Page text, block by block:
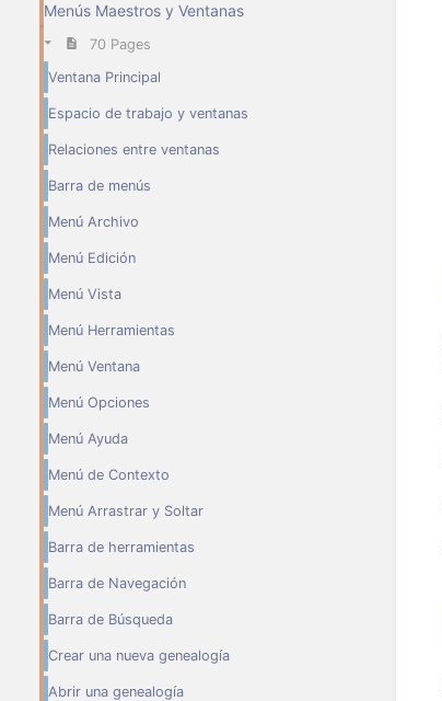
Menús Maestros y Ventanas
70 Pages
Ventana Principal
Espacio de trabajo y ventanas
Relaciones entre ventanas
Barra de menús
Menú Archivo
Menú Edición
Menú Vista
Menú Herramientas
Menú Ventana
Menú Opciones
Menú Ayuda
Menú de Contexto
Menú Arrastrar y Soltar
Barra de herramientas
Barra de Navegación
Barra de Búsqueda
Crear una nueva genealogía
Abrir una genealogía